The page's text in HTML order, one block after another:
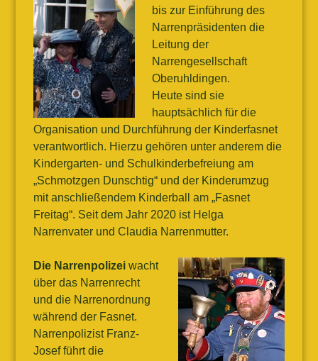
bis zur Einführung des
Narrenpräsidenten die
Leitung der
Narrengesellschaft
Oberuhldingen.
Heute sind sie
hauptsächlich für die
Organisation und Durchführung der Kinderfasnet
verantwortlich. Hierzu gehören unter anderem die
Kindergarten- und Schulkinderbefreiung am
„Schmotzgen Dunschtig“ und der Kinderumzug
mit anschließendem Kinderball am „Fasnet
Freitag“. Seit dem Jahr 2020 ist Helga
Narrenvater und Claudia Narrenmutter.
Die Narrenpolizeiwacht
über das Narrenrecht
und die Narrenordnung
während der Fasnet.
Narrenpolizist Franz-
Josef führt die